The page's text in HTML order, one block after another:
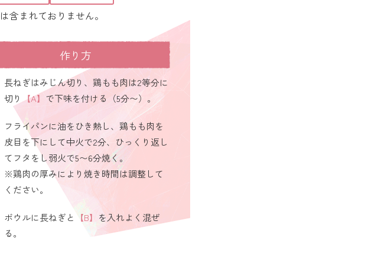
まれておりません。
作り方
長ねぎはみじん切り、鶏もも肉は2等分に
切り 【A】 で下味を付ける（5分〜）。
フライパンに油をひき熱し、鶏もも肉を
皮目を下にして中火で2分、ひっくり返し
てフタをし弱火で5〜6分焼く。
※鶏肉の厚みにより焼き時間は調整して
ください。
ボウルに長ねぎと 【B】 を入れよく混ぜ
る。